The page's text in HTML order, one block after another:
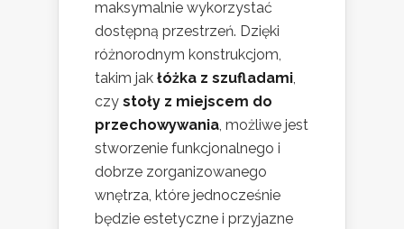
maksymalnie wykorzystać
dostępną przestrzeń. Dzięki
różnorodnym konstrukcjom,
takim jak łóżka z szufladami,
czy stoły z miejscem do
przechowywania, możliwe jest
stworzenie funkcjonalnego i
dobrze zorganizowanego
wnętrza, które jednocześnie
będzie estetyczne i przyjazne